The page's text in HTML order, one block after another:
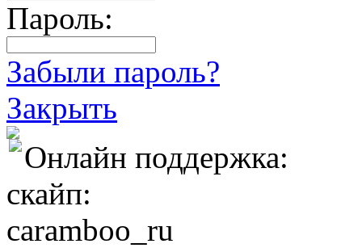
Пароль:
Забыли пароль?
Закрыть
Онлайн поддержка:
скайп:
caramboo_ru